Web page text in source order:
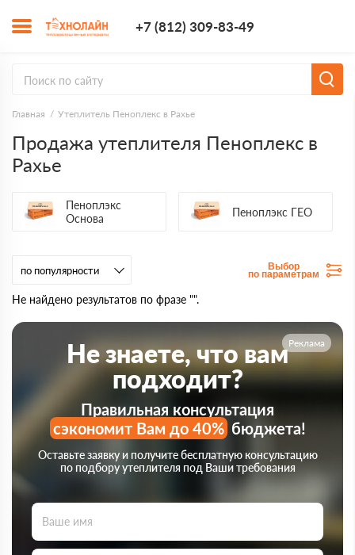
+7 (812) 309-83-49
Главная Утеплитель Пеноплекс в Рахье
Продажа утеплителя Пеноплекс в
Рахье
Пеноплэкс
Основа
Пеноплэкс ГЕО
Выбор
по параметрам
Не найдено результатов по фразе "".
Реклама
Не знаете, что вам
подходит?
Правильная консультация
сэкономит Вам до 40%бюджета!
Оставьте заявку и получите бесплатную консультацию
по подбору утеплителя под Ваши требования